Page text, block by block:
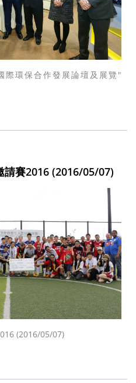
際環保合作發展論壇及展覽"
請賽2016 (2016/05/07)
(2016/05/07)